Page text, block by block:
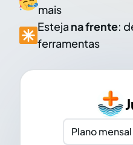
mais
Esteja na frente:
ferramentas
Plano mensal